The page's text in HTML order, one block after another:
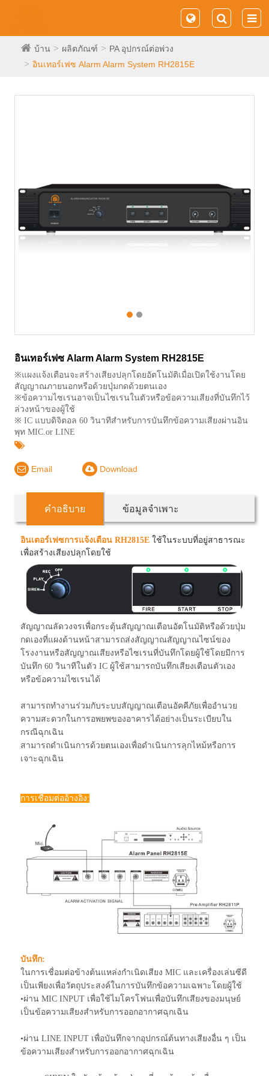
บ้าน ผลิตภัณฑ์
PA อุปกรณ์ต่อพ่วง
อินเทอร์เฟซ Alarm Alarm System RH2815E
อินเทอร์เฟซ Alarm Alarm System RH2815E
※แผงแจ้งเตือนจะสร้างเสียงปลุกโดยอัตโนมัติเมื่อเปิดใช้งานโดย
สัญญาณภายนอกหรือด้วยปุ่มกดด้วยตนเอง
※ข้อความไซเรนอาจเป็นไซเรนในตัวหรือข้อความเสียงที่บันทึกไว้
ล่วงหน้าของผู้ใช้
※ IC แบบดิจิตอล 60 วินาทีสำหรับการบันทึกข้อความเสียงผ่านอิน
พุท MIC.or LINE
Email Download
คำอธิบาย ข้อมูลจำเพาะ
อินเตอร์เฟซการแจ้งเตือน RH2815E ใช้ในระบบที่อยู่สาธารณะ
เพื่อสร้างเสียงปลุกโดยใช้
สัญญาณลัดวงจรเพื่อกระตุ้นสัญญาณเตือนอัตโนมัติหรือด้วยปุ่ม
กดเองที่แผงด้านหน้าสามารถส่งสัญญาณสัญญาณไซน์ของ
โรงงานหรือสัญญาณเสียงหรือไซเรนที่บันทึกโดยผู้ใช้โดยมีการ
บันทึก 60 วินาทีในตัว IC ผู้ใช้สามารถบันทึกเสียงเตือนตัวเอง
หรือข้อความไซเรนได้
สามารถทำงานร่วมกับระบบสัญญาณเตือนอัคคีภัยเพื่ออำนวย
ความสะดวกในการอพยพของอาคารได้อย่างเป็นระเบียบใน
กรณีฉุกเฉิน
สามารถดำเนินการด้วยตนเองเพื่อดำเนินการลุกไหม้หรือการ
เจาะฉุกเฉิน
การเชื่อมต่ออ้างอิง:
บันทึก:
ในการเชื่อมต่อข้างต้นแหล่งกำเนิดเสียง MIC และเครื่องเล่นซีดี
เป็นเพียงเพื่อวัตถุประสงค์ในการบันทึกข้อความเฉพาะโดยผู้ใช้
•ผ่าน MIC INPUT เพื่อใช้ไมโครโฟนเพื่อบันทึกเสียงของมนุษย์
เป็นข้อความเสียงสำหรับการออกอากาศฉุกเฉิน
•ผ่าน LINE INPUT เพื่อบันทึกจากอุปกรณ์ต้นทางเสียงอื่น ๆ เป็น
ข้อความเสียงสำหรับการออกอากาศฉุกเฉิน